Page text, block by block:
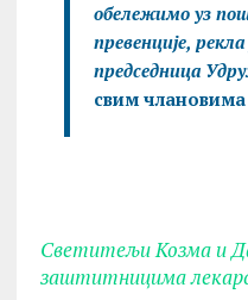
обележимо уз
превенције,
председница
свим члановима
Светитељи Козма и
заштитницима